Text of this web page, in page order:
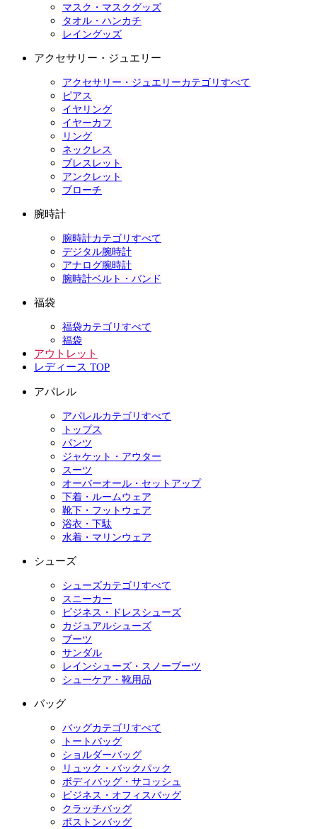
マスク・マスクグッズ
タオル・ハンカチ
レイングッズ
アクセサリー・ジュエリー
アクセサリー・ジュエリーカテゴリすべて
ピアス
イヤリング
イヤーカフ
リング
ネックレス
ブレスレット
アンクレット
ブローチ
腕時計
腕時計カテゴリすべて
デジタル腕時計
アナログ腕時計
腕時計ベルト・バンド
福袋
福袋カテゴリすべて
福袋
アウトレット
レディース TOP
アパレル
アパレルカテゴリすべて
トップス
パンツ
ジャケット・アウター
スーツ
オーバーオール・セットアップ
下着・ルームウェア
靴下・フットウェア
浴衣・下駄
水着・マリンウェア
シューズ
シューズカテゴリすべて
スニーカー
ビジネス・ドレスシューズ
カジュアルシューズ
ブーツ
サンダル
レインシューズ・スノーブーツ
シューケア・靴用品
バッグ
バッグカテゴリすべて
トートバッグ
ショルダーバッグ
リュック・バックパック
ボディバッグ・サコッシュ
ビジネス・オフィスバッグ
クラッチバッグ
ボストンバッグ